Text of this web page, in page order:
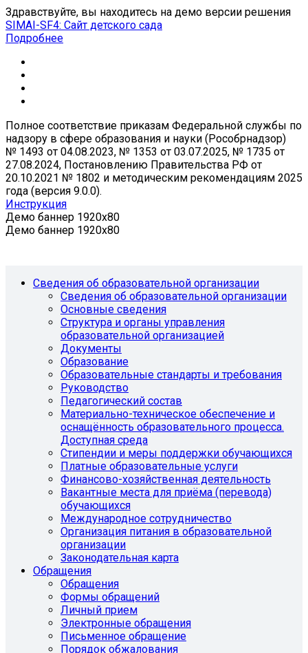
Здравствуйте, вы находитесь на демо версии решения
SIMAI-SF4: Сайт детского сада
Подробнее
Полное соответствие приказам Федеральной службы по
надзору в сфере образования и науки (Рособрнадзор)
№ 1493 от 04.08.2023, № 1353 от 03.07.2025, № 1735 от
27.08.2024, Постановлению Правительства РФ от
20.10.2021 № 1802 и методическим рекомендациям 2025
года (версия 9.0.0).
Инструкция
Демо баннер 1920x80
Демо баннер 1920x80
Сведения об образовательной организации
Сведения об образовательной организации
Основные сведения
Структура и органы управления
образовательной организацией
Документы
Образование
Образовательные стандарты и требования
Руководство
Педагогический состав
Материально-техническое обеспечение и
оснащённость образовательного процесса.
Доступная среда
Стипендии и меры поддержки обучающихся
Платные образовательные услуги
Финансово-хозяйственная деятельность
Вакантные места для приёма (перевода)
обучающихся
Международное сотрудничество
Организация питания в образовательной
организации
Законодательная карта
Обращения
Обращения
Формы обращений
Личный прием
Электронные обращения
Письменное обращение
Порядок обжалования